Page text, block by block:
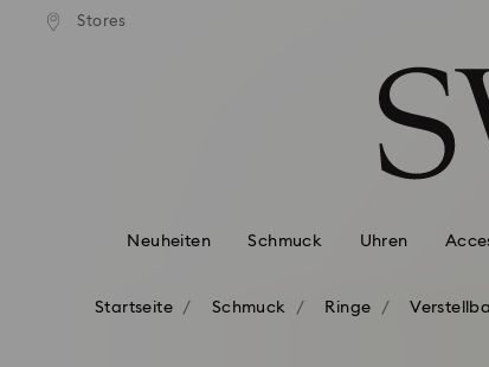
Liste Tastaturkürzel
Stores
Standardversand ab 99 EUR
Neuheiten Schmuck Uhren
Startseite Schmuck Ringe